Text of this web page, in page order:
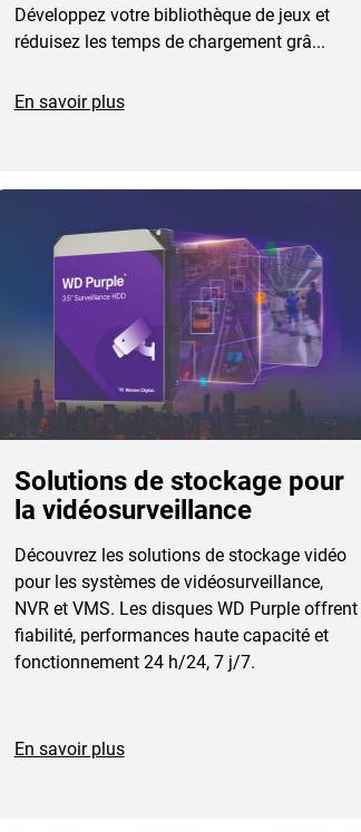
Développez votre bibliothèque de jeux et
réduisez les temps de chargement grâ...
En savoir plus
Solutions de stockage pour
la vidéosurveillance
Découvrez les solutions de stockage vidéo
pour les systèmes de vidéosurveillance,
NVR et VMS. Les disques WD Purple offrent
fiabilité, performances haute capacité et
fonctionnement 24 h/24, 7 j/7.
En savoir plus